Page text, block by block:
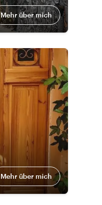
Mehr über mich
Mehr über mich